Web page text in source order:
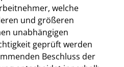
welche
und größeren
unabhängigen
geprüft werden
Beschluss der